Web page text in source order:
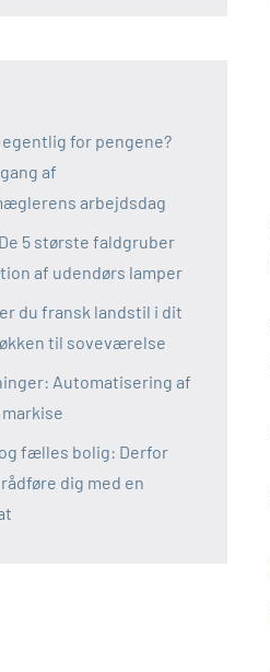
egentlig for pengene?
af
arbejdsdag
5 største faldgruber
af udendørs lamper
du fransk landstil i dit
til soveværelse
Automatisering af
fælles bolig: Derfor
dig med en